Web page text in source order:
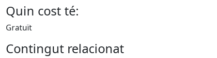
Quin cost té:
Gratuït
Contingut relacionat